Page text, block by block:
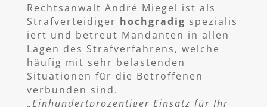
Rechtsanwalt André Miegel ist als
Strafverteidiger hochgradig spezialis
iert und betreut Mandanten in allen
Lagen des Strafverfahrens, welche
häufig mit sehr belastenden
Situationen für die Betroffenen
verbunden sind.
„Einhundertprozentiger Einsatz für Ihr